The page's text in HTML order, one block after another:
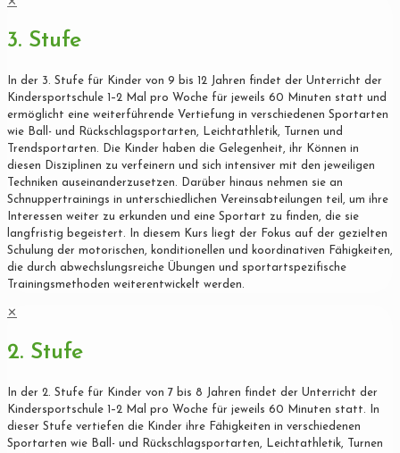
3. Stufe
In der 3. Stufe für Kinder von 9 bis 12 Jahren findet der Unterricht der
Kindersportschule 1–2 Mal pro Woche für jeweils 60 Minuten statt und
ermöglicht eine weiterführende Vertiefung in verschiedenen Sportarten
wie Ball- und Rückschlagsportarten, Leichtathletik, Turnen und
Trendsportarten. Die Kinder haben die Gelegenheit, ihr Können in
diesen Disziplinen zu verfeinern und sich intensiver mit den jeweiligen
Techniken auseinanderzusetzen. Darüber hinaus nehmen sie an
Schnuppertrainings in unterschiedlichen Vereinsabteilungen teil, um ihre
Interessen weiter zu erkunden und eine Sportart zu finden, die sie
langfristig begeistert. In diesem Kurs liegt der Fokus auf der gezielten
Schulung der motorischen, konditionellen und koordinativen Fähigkeiten,
die durch abwechslungsreiche Übungen und sportartspezifische
Trainingsmethoden weiterentwickelt werden.
✕
2. Stufe
In der 2. Stufe für Kinder von 7 bis 8 Jahren findet der Unterricht der
Kindersportschule 1–2 Mal pro Woche für jeweils 60 Minuten statt. In
dieser Stufe vertiefen die Kinder ihre Fähigkeiten in verschiedenen
Sportarten wie Ball- und Rückschlagsportarten, Leichtathletik, Turnen